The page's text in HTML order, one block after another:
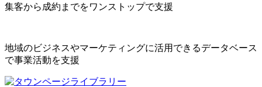
集客から成約までをワンストップで支援
地域のビジネスやマーケティングに活用できるデータベース
で事業活動を支援